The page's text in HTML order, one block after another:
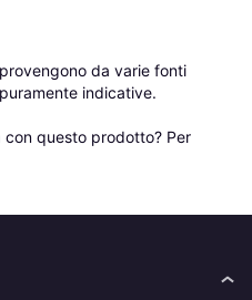
da varie fonti
indicative.
questo prodotto? Per